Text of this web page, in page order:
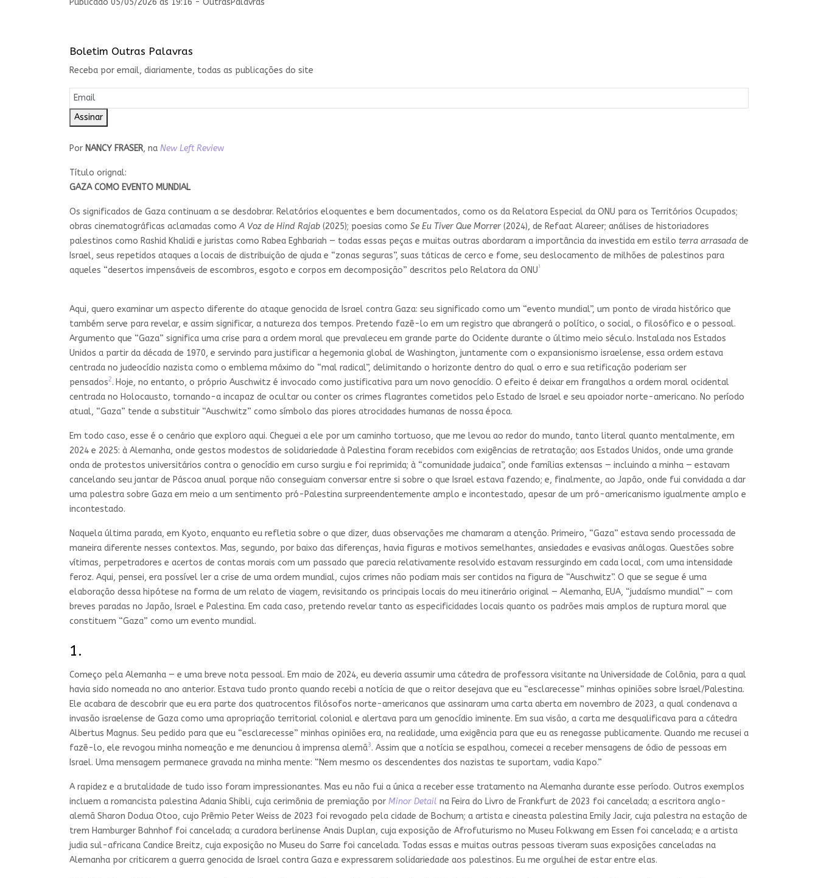
Boletim Outras Palavras
Receba por email, diariamente, todas as publicações do site
Assinar
Por NANCY FRASER, na New Left Review
Título orignal:
GAZA COMO EVENTO MUNDIAL
Os significados de Gaza continuam a se desdobrar. Relatórios eloquentes e bem documentados, como os da Relatora Especial da ONU para os Territórios Ocupados;
obras cinematográficas aclamadas comoA Voz de Hind Rajab (2025); poesias como Se Eu Tiver Que Morrer (2024), de Refaat Alareer; análises de historiadores
palestinos como Rashid Khalidi e juristas como Rabea Eghbariah — todas essas peças e muitas outras abordaram a importância da investida em estilo terra arrasada de
Israel, seus repetidos ataques a locais de distribuição de ajuda e “zonas seguras”, suas táticas de cerco e fome, seu deslocamento de milhões de palestinos para
aqueles “desertos impensáveis de escombros, esgoto e corpos em decomposição” descritos pelo Relatora da ONU 1
Aqui, quero examinar um aspecto diferente do ataque genocida de Israel contra Gaza: seu significado como um “evento mundial”, um ponto de virada histórico que
também serve para revelar, e assim significar, a natureza dos tempos. Pretendo fazê-lo em um registro que abrangerá o político, o social, o filosófico e o pessoal.
Argumento que “Gaza” significa uma crise para a ordem moral que prevaleceu em grande parte do Ocidente durante o último meio século. Instalada nos Estados
Unidos a partir da década de 1970, e servindo para justificar a hegemonia global de Washington, juntamente com o expansionismo israelense, essa ordem estava
centrada no judeocídio nazista como o emblema máximo do “mal radical”, delimitando o horizonte dentro do qual o erro e sua retificação poderiam ser
pensados2. Hoje, no entanto, o próprio Auschwitz é invocado como justificativa para um novo genocídio. O efeito é deixar em frangalhos a ordem moral ocidental
centrada no Holocausto, tornando-a incapaz de ocultar ou conter os crimes flagrantes cometidos pelo Estado de Israel e seu apoiador norte-americano. No período
atual, “Gaza” tende a substituir “Auschwitz” como símbolo das piores atrocidades humanas de nossa época.
Em todo caso, esse é o cenário que exploro aqui. Cheguei a ele por um caminho tortuoso, que me levou ao redor do mundo, tanto literal quanto mentalmente, em
2024 e 2025: à Alemanha, onde gestos modestos de solidariedade à Palestina foram recebidos com exigências de retratação; aos Estados Unidos, onde uma grande
onda de protestos universitários contra o genocídio em curso surgiu e foi reprimida; à “comunidade judaica”, onde famílias extensas — incluindo a minha — estavam
cancelando seu jantar de Páscoa anual porque não conseguiam conversar entre si sobre o que Israel estava fazendo; e, finalmente, ao Japão, onde fui convidada a dar
uma palestra sobre Gaza em meio a um sentimento pró-Palestina surpreendentemente amplo e incontestado, apesar de um pró-americanismo igualmente amplo e
incontestado.
Naquela última parada, em Kyoto, enquanto eu refletia sobre o que dizer, duas observações me chamaram a atenção. Primeiro, “Gaza” estava sendo processada de
maneira diferente nesses contextos. Mas, segundo, por baixo das diferenças, havia figuras e motivos semelhantes, ansiedades e evasivas análogas. Questões sobre
vítimas, perpetradores e acertos de contas morais com um passado que parecia relativamente resolvido estavam ressurgindo em cada local, com uma intensidade
feroz. Aqui, pensei, era possível ler a crise de uma ordem mundial, cujos crimes não podiam mais ser contidos na figura de “Auschwitz”. O que se segue é uma
elaboração dessa hipótese na forma de um relato de viagem, revisitando os principais locais do meu itinerário original — Alemanha, EUA, “judaísmo mundial” — com
breves paradas no Japão, Israel e Palestina. Em cada caso, pretendo revelar tanto as especificidades locais quanto os padrões mais amplos de ruptura moral que
constituem “Gaza” como um evento mundial.
1.
Começo pela Alemanha — e uma breve nota pessoal. Em maio de 2024, eu deveria assumir uma cátedra de professora visitante na Universidade de Colônia, para a qual
havia sido nomeada no ano anterior. Estava tudo pronto quando recebi a notícia de que o reitor desejava que eu “esclarecesse” minhas opiniões sobre Israel/Palestina.
Ele acabara de descobrir que eu era parte dos quatrocentos filósofos norte-americanos que assinaram uma carta aberta em novembro de 2023, a qual condenava a
invasão israelense de Gaza como uma apropriação territorial colonial e alertava para um genocídio iminente. Em sua visão, a carta me desqualificava para a cátedra
Albertus Magnus. Seu pedido para que eu “esclarecesse” minhas opiniões era, na realidade, uma exigência para que eu as renegasse publicamente. Quando me recusei a
fazê-lo, ele revogou minha nomeação e me denunciou à imprensa alemã3. Assim que a notícia se espalhou, comecei a receber mensagens de ódio de pessoas em
Israel. Uma mensagem permanece gravada na minha mente: “Nem mesmo os descendentes dos nazistas te suportam, vadia Kapo.”
A rapidez e a brutalidade de tudo isso foram impressionantes. Mas eu não fui a única a receber esse tratamento na Alemanha durante esse período. Outros exemplos
incluem a romancista palestina Adania Shibli, cuja cerimônia de premiação por Minor Detail na Feira do Livro de Frankfurt de 2023 foi cancelada; a escritora anglo-
alemã Sharon Dodua Otoo, cujo Prêmio Peter Weiss de 2023 foi revogado pela cidade de Bochum; a artista e cineasta palestina Emily Jacir, cuja palestra na estação de
trem Hamburger Bahnhof foi cancelada; a curadora berlinense Anais Duplan, cuja exposição de Afrofuturismo no Museu Folkwang em Essen foi cancelada; e a artista
judia sul-africana Candice Breitz, cuja exposição no Museu do Sarre foi cancelada. Todas essas e muitas outras pessoas tiveram suas exposições canceladas na
Alemanha por criticarem a guerra genocida de Israel contra Gaza e expressarem solidariedade aos palestinos. Eu me orgulhei de estar entre elas.